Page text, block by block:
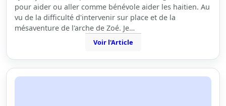
pour aider ou aller comme bénévole aider les haitien. Au
vu de la difficulté d'intervenir sur place et de la
mésaventure de l'arche de Zoé. Je…
Voir l'Article